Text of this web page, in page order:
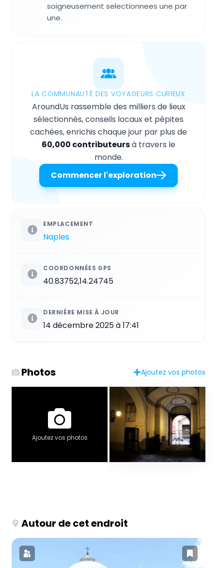
soigneusement selectionnees une par
une.
LA COMMUNAUTÉ DES VOYAGEURS CURIEUX
AroundUs rassemble des milliers de lieux
sélectionnés, conseils locaux et pépites
cachées, enrichis chaque jour par plus de
60,000 contributeursà travers le
monde.
Commencer l'exploration
EMPLACEMENT
Naples
COORDONNÉES GPS
40.83752,14.24745
DERNIÈRE MISE À JOUR
14 décembre 2025 à 17:41
Photos Ajoutez vos photos
Ajoutez vos photos
Autour de cet endroit